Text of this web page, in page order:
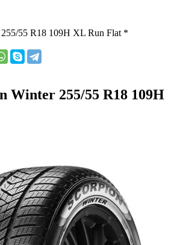
55 R18 109H XL Run Flat *
Winter 255/55 R18 109H